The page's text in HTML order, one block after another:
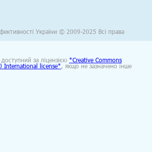
України © 2009-2025 Всі права
за ліцензією *Creative Commons
International license*, якщо не зазначено інше